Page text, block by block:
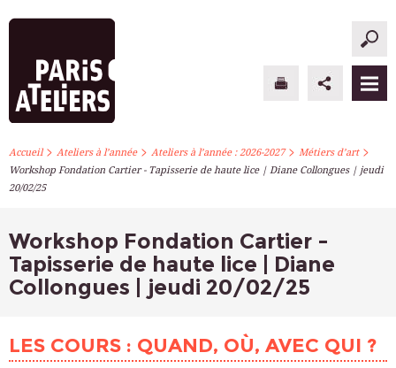
PARIS ATELIERS
ATELIERS À L’ANNÉE
STAGES PONCTUELS
S’INSCRIRE
Accueil> Ateliers à l’année> Ateliers à l’année : 2026-2027> Métiers d’art>
Workshop Fondation Cartier - Tapisserie de haute lice | Diane Collongues | jeudi
20/02/25
Workshop Fondation Cartier -
Tapisserie de haute lice | Diane
Collongues | jeudi 20/02/25
LES COURS : QUAND, OÙ, AVEC QUI ?